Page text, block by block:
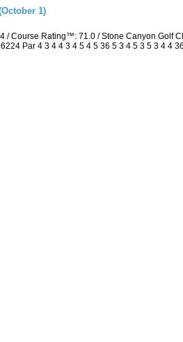
1)
/ Course Rating™: 71.0 / Stone Canyon Golf
Par 4 3 4 4 3 4 5 4 5 36 5 3 4 5 3 5 3 4 4